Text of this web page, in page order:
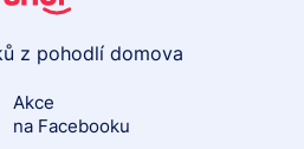
z pohodlí domova
Akce
na Facebooku